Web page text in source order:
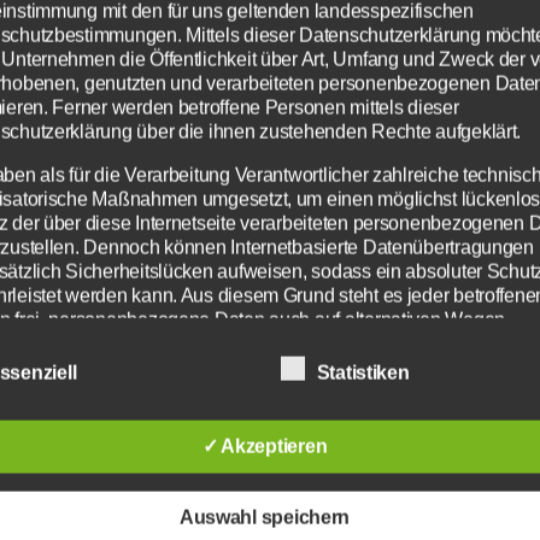
Survival Game Stranded Deep - Bildquelle: Beam Team
mit den für uns geltenden landesspezifischen
Mittels dieser Datenschutzerklärung
die Öffentlichkeit über Art, Umfang und Zweck der
genutzten und verarbeiteten personenbezogenen
Ferner werden betroffene Personen mittels dieser
über die ihnen zustehenden Rechte aufgeklärt.
als für die Verarbeitung Verantwortlicher zahlreiche
Maßnahmen umgesetzt, um einen möglichst
der über diese Internetseite verarbeiteten personenbezogenen
Dennoch können Internetbasierte Datenübertragungen
Sicherheitslücken aufweisen, sodass ein absoluter
werden kann. Aus diesem Grund steht es jeder
frei, personenbezogene Daten auch auf alternativen Wegen,
beruht auf den Begrifflichkeiten, die
Richtlinien- und Verordnungsgeber beim
Datenschutzerklärung soll sowohl für die Öffentlichkeit
Statistiken
✓ Akzeptieren
Auswahl speichern